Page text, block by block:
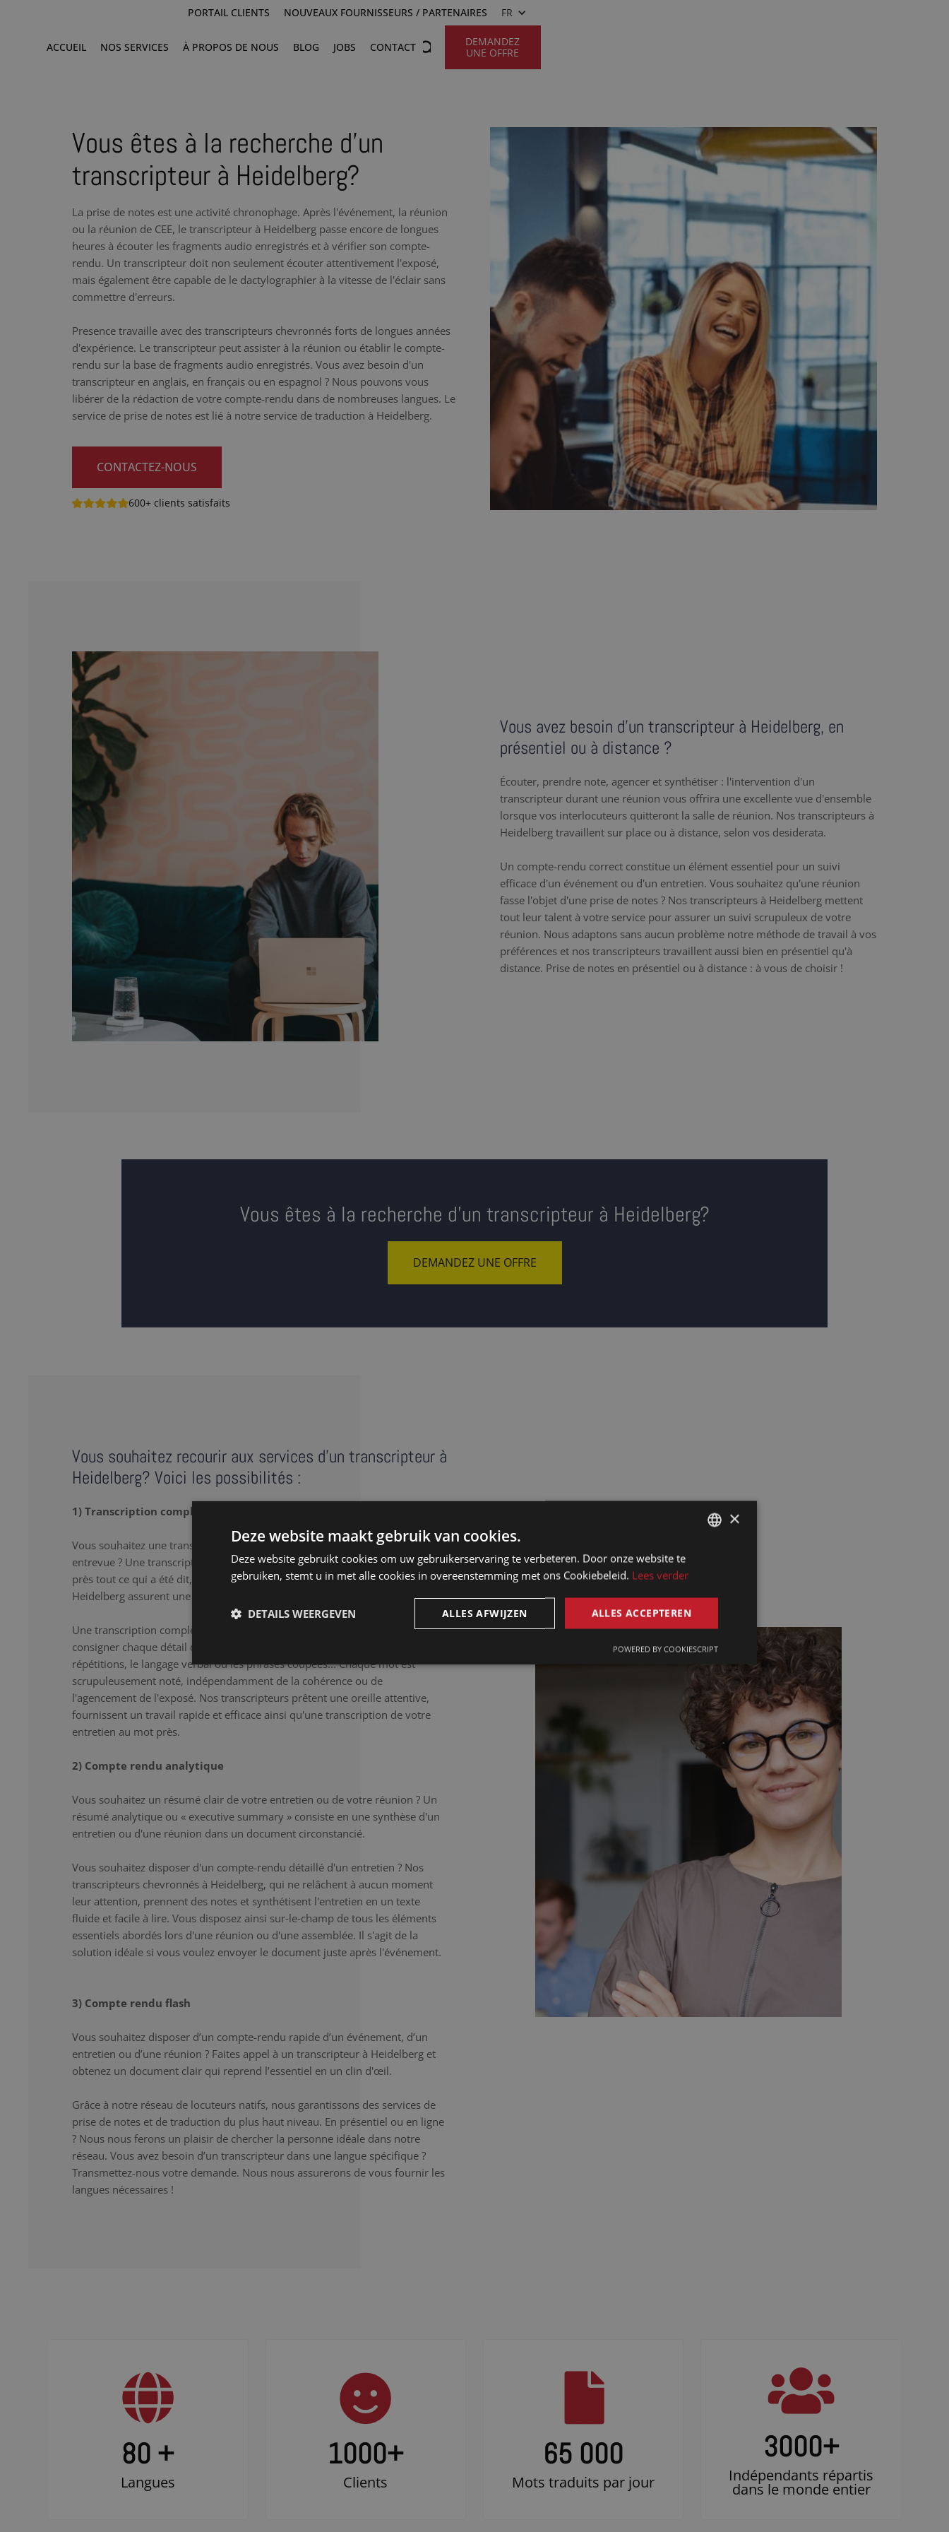
PORTAIL CLIENTS NOUVEAUX FOURNISSEURS / PARTENAIRES FR
ACCUEIL NOS SERVICES À PROPOS DE NOUS BLOG JOBS CONTACT
DEMANDEZ
UNE OFFRE
Vous êtes à la recherche d’un
transcripteur à Heidelberg?
La prise de notes est une activité chronophage. Après l'événement, la réunion
ou la réunion de CEE, le transcripteur à Heidelberg passe encore de longues
heures à écouter les fragments audio enregistrés et à vérifier son compte-
rendu. Un transcripteur doit non seulement écouter attentivement l'exposé,
mais également être capable de le dactylographier à la vitesse de l'éclair sans
commettre d'erreurs.
Presence travaille avec des transcripteurs chevronnés forts de longues années
d'expérience. Le transcripteur peut assister à la réunion ou établir le compte-
rendu sur la base de fragments audio enregistrés. Vous avez besoin d'un
transcripteur en anglais, en français ou en espagnol ? Nous pouvons vous
libérer de la rédaction de votre compte-rendu dans de nombreuses langues. Le
service de prise de notes est lié à notre service de traduction à Heidelberg.
CONTACTEZ-NOUS
600+ clients satisfaits
Vous avez besoin d’un transcripteur à Heidelberg, en
présentiel ou à distance ?
Écouter, prendre note, agencer et synthétiser : l'intervention d'un
transcripteur durant une réunion vous offrira une excellente vue d'ensemble
lorsque vos interlocuteurs quitteront la salle de réunion. Nos transcripteurs à
Heidelberg travaillent sur place ou à distance, selon vos desiderata.
Un compte-rendu correct constitue un élément essentiel pour un suivi
efficace d'un événement ou d'un entretien. Vous souhaitez qu'une réunion
fasse l'objet d'une prise de notes ? Nos transcripteurs à Heidelberg mettent
tout leur talent à votre service pour assurer un suivi scrupuleux de votre
réunion. Nous adaptons sans aucun problème notre méthode de travail à vos
préférences et nos transcripteurs travaillent aussi bien en présentiel qu'à
distance. Prise de notes en présentiel ou à distance : à vous de choisir !
Vous êtes à la recherche d’un transcripteur à Heidelberg?
DEMANDEZ UNE OFFRE
Vous souhaitez recourir aux services d'un transcripteur à
Heidelberg? Voici les possibilités :
1) Transcription complète
Vous souhaitez une transcription verbatim de votre réunion, entretien ou
entrevue ? Une transcription complète ou « full transcript » reprend au mot
près tout ce qui a été dit, y compris les 'hum’ et les ‘euh’. Nos transcripteurs à
Heidelberg assurent une transcription correcte et détaillée.
Une transcription complète constitue la solution idéale si vous souhaitez
consigner chaque détail de l'entretien au mot près. Les tics de langage, les
répétitions, le langage verbal ou les phrases coupées... Chaque mot est
scrupuleusement noté, indépendamment de la cohérence ou de
l'agencement de l'exposé. Nos transcripteurs prêtent une oreille attentive,
fournissent un travail rapide et efficace ainsi qu'une transcription de votre
entretien au mot près.
2) Compte rendu analytique
Vous souhaitez un résumé clair de votre entretien ou de votre réunion ? Un
résumé analytique ou « executive summary » consiste en une synthèse d'un
entretien ou d'une réunion dans un document circonstancié.
Vous souhaitez disposer d'un compte-rendu détaillé d'un entretien ? Nos
transcripteurs chevronnés à Heidelberg, qui ne relâchent à aucun moment
leur attention, prennent des notes et synthétisent l'entretien en un texte
fluide et facile à lire. Vous disposez ainsi sur-le-champ de tous les éléments
essentiels abordés lors d'une réunion ou d'une assemblée. Il s'agit de la
solution idéale si vous voulez envoyer le document juste après l'événement.
3) Compte rendu flash
Vous souhaitez disposer d’un compte-rendu rapide d’un événement, d’un
entretien ou d’une réunion ? Faites appel à un transcripteur à Heidelberg et
obtenez un document clair qui reprend l’essentiel en un clin d'œil.
Grâce à notre réseau de locuteurs natifs, nous garantissons des services de
prise de notes et de traduction du plus haut niveau. En présentiel ou en ligne
? Nous nous ferons un plaisir de chercher la personne idéale dans notre
réseau. Vous avez besoin d’un transcripteur dans une langue spécifique ?
Transmettez-nous votre demande. Nous nous assurerons de vous fournir les
langues nécessaires !
80 +
Langues
1000+
Clients
65 000
Mots traduits par jour
3000+
Indépendants répartis
dans le monde entier
FRENCH
ENGLISH
×
Deze website maakt gebruik van cookies.
Deze website gebruikt cookies om uw gebruikerservaring te verbeteren. Door onze website te
gebruiken, stemt u in met alle cookies in overeenstemming met ons Cookiebeleid. Lees verder
ALLES ACCEPTEREN
ALLES AFWIJZEN
DETAILS WEERGEVEN
POWERED BY COOKIESCRIPT